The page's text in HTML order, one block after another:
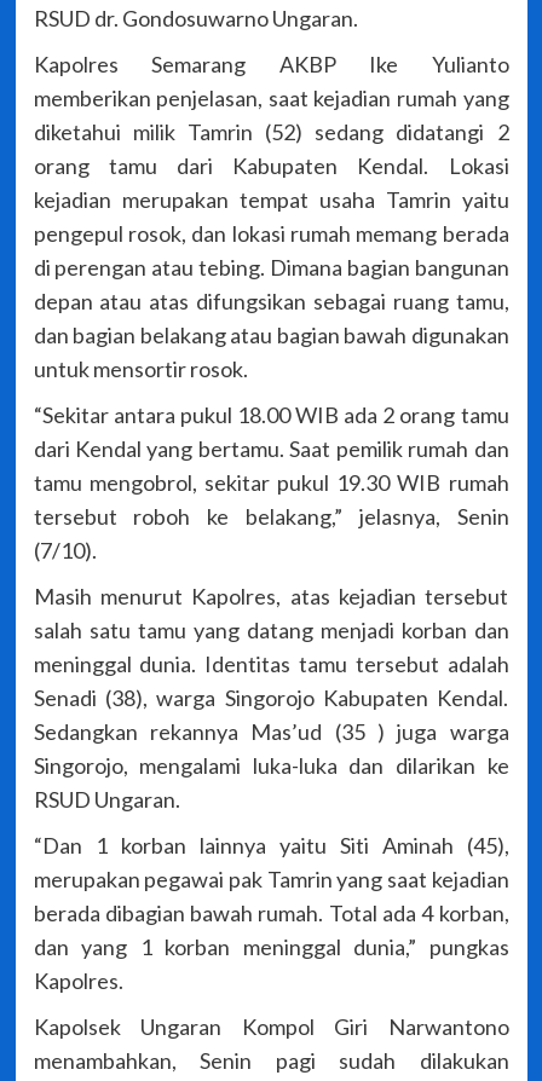
RSUD dr. Gondosuwarno Ungaran.
Kapolres Semarang AKBP Ike Yulianto
memberikan penjelasan, saat kejadian rumah yang
diketahui milik Tamrin (52) sedang didatangi 2
orang tamu dari Kabupaten Kendal. Lokasi
kejadian merupakan tempat usaha Tamrin yaitu
pengepul rosok, dan lokasi rumah memang berada
di perengan atau tebing. Dimana bagian bangunan
depan atau atas difungsikan sebagai ruang tamu,
dan bagian belakang atau bagian bawah digunakan
untuk mensortir rosok.
“Sekitar antara pukul 18.00 WIB ada 2 orang tamu
dari Kendal yang bertamu. Saat pemilik rumah dan
tamu mengobrol, sekitar pukul 19.30 WIB rumah
tersebut roboh ke belakang,” jelasnya, Senin
(7/10).
Masih menurut Kapolres, atas kejadian tersebut
salah satu tamu yang datang menjadi korban dan
meninggal dunia. Identitas tamu tersebut adalah
Senadi (38), warga Singorojo Kabupaten Kendal.
Sedangkan rekannya Mas’ud (35 ) juga warga
Singorojo, mengalami luka-luka dan dilarikan ke
RSUD Ungaran.
“Dan 1 korban lainnya yaitu Siti Aminah (45),
merupakan pegawai pak Tamrin yang saat kejadian
berada dibagian bawah rumah. Total ada 4 korban,
dan yang 1 korban meninggal dunia,” pungkas
Kapolres.
Kapolsek Ungaran Kompol Giri Narwantono
menambahkan, Senin pagi sudah dilakukan